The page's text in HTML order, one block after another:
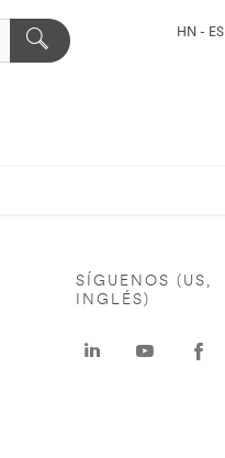
HN - ES
SÍGUENOS (US,
INGLÉS)